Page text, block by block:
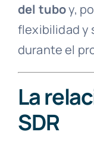
del tuboy,
flexibilidad y
durante el
La
SDR